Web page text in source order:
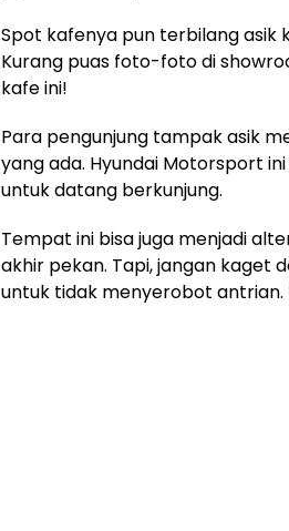
Spot kafenya pun terbilang asik
Kurang puas foto-foto di
kafe ini!
Para pengunjung tampak asik
yang ada. Hyundai Motorsport
untuk datang berkunjung.
Tempat ini bisa juga menjadi
akhir pekan. Tapi, jangan kaget
untuk tidak menyerobot antrian.